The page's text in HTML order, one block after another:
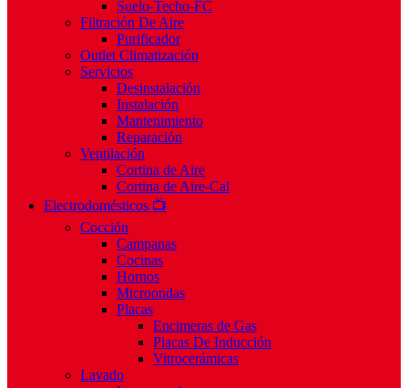
Suelo-Techo-FC
Filtración De Aire
Purificador
Outlet Climatización
Servicios
Desinstalación
Instalación
Mantenimiento
Reparación
Ventilación
Cortina de Aire
Cortina de Aire-Cal
Electrodomésticos 📺
Cocción
Campanas
Cocinas
Hornos
Microondas
Placas
Encimeras de Gas
Placas De Inducción
Vitrocerámicas
Lavado